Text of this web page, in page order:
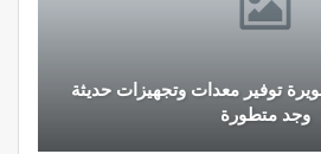
توفير معدات وتجهيزات حديثة
وجد متطورة